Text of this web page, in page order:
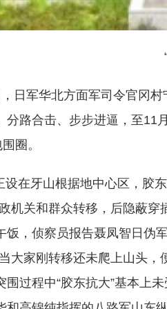
“
军华北方面军司令官冈村
分路合击、步步进逼，至11
圈。
在牙山根据地中心区，胶东
机关和群众转移，后隐蔽穿
饭，侦察员报告聂凤智日伪
大家刚转移还未爬上山头
围过程中“胶东抗大”基本上